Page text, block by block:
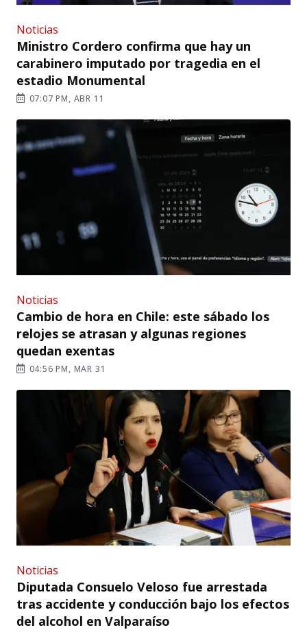
Noticias
Ministro Cordero confirma que hay un
carabinero imputado por tragedia en el
estadio Monumental
07:07 PM, ABR 11
Noticias
Cambio de hora en Chile: este sábado los
relojes se atrasan y algunas regiones
quedan exentas
04:56 PM, MAR 31
Noticias
Diputada Consuelo Veloso fue arrestada
tras accidente y conducción bajo los efectos
del alcohol en Valparaíso